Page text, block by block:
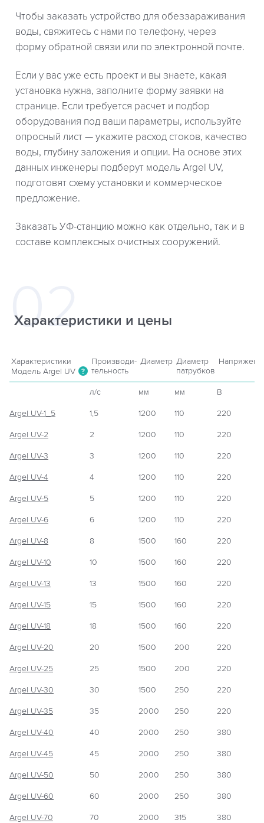
Чтобы заказать устройство для обеззараживания
воды, свяжитесь с нами по телефону, через
форму обратной связи или по электронной почте.
Если у вас уже есть проект и вы знаете, какая
установка нужна, заполните форму заявки на
странице. Если требуется расчет и подбор
оборудования под ваши параметры, используйте
опросный лист — укажите расход стоков, качество
воды, глубину заложения и опции. На основе этих
данных инженеры подберут модель Argel UV,
подготовят схему установки и коммерческое
предложение.
Заказать УФ-станцию можно как отдельно, так и в
составе комплексных очистных сооружений.
Характеристики и цены
Характеристики
Производи-
тельность
Диаметр Диаметр
Модель Argel UV
? патрубков
л/c мм мм В
Argel UV-1_5 1,5 1200 110 220
Argel UV-2 2 1200 110 220
Argel UV-3 3 1200 110 220
Argel UV-4 4 1200 110 220
Argel UV-5 5 1200 110 220
Argel UV-6 6 1200 110 220
Argel UV-8 8 1500 160 220
Argel UV-10 10 1500 160 220
Argel UV-13 13 1500 160 220
Argel UV-15 15 1500 160 220
Argel UV-18 18 1500 160 220
Argel UV-20 20 1500 200 220
Argel UV-25 25 1500 200 220
Argel UV-30 30 1500 250 220
Argel UV-35 35 2000 250 220
Argel UV-40 40 2000 250 380
Argel UV-45 45 2000 250 380
Argel UV-50 50 2000 250 380
Argel UV-60 60 2000 250 380
Argel UV-70 70 2000 315 380